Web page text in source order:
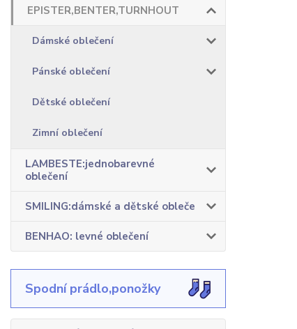
EPISTER,BENTER,TURNHOUT
Dámské oblečení
Pánské oblečení
Dětské oblečení
Zimní oblečení
LAMBESTE:jednobarevné
oblečení
SMILING:dámské a dětské obleče
BENHAO: levné oblečení
Spodní prádlo,ponožky